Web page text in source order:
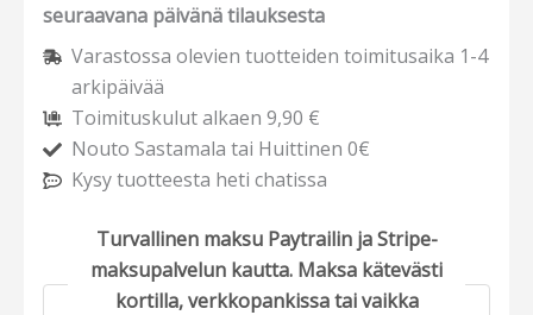
seuraavana päivänä tilauksesta
Varastossa olevien tuotteiden toimitusaika 1-4
arkipäivää
Toimituskulut alkaen 9,90 €
Nouto Sastamala tai Huittinen 0€
Kysy tuotteesta heti chatissa
Turvallinen maksu Paytrailin ja Stripe-
maksupalvelun kautta. Maksa kätevästi
kortilla, verkkopankissa tai vaikka